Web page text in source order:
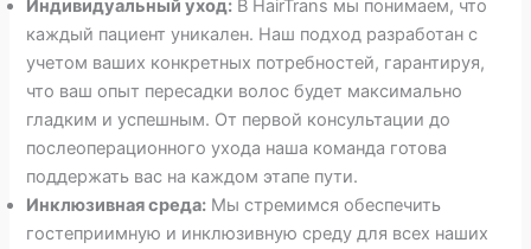
Индивидуальный уход: В HairTrans мы понимаем, что
каждый пациент уникален. Наш подход разработан с
учетом ваших конкретных потребностей, гарантируя,
что ваш опыт пересадки волос будет максимально
гладким и успешным. От первой консультации до
послеоперационного ухода наша команда готова
поддержать вас на каждом этапе пути.
Инклюзивная среда: Мы стремимся обеспечить
гостеприимную и инклюзивную среду для всех наших